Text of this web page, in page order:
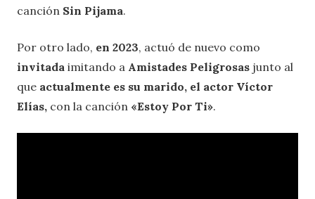
canción Sin Pijama.
Por otro lado, en 2023, actuó de nuevo como
invitada imitando a Amistades Peligrosas junto al
que actualmente es su marido, el actor Víctor
Elías, con la canción «Estoy Por Ti».